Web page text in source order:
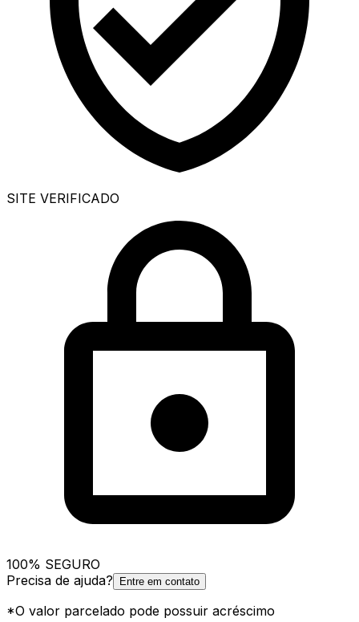
SITE VERIFICADO
100% SEGURO
Precisa de ajuda?
Entre em contato
*O valor parcelado pode possuir acréscimo